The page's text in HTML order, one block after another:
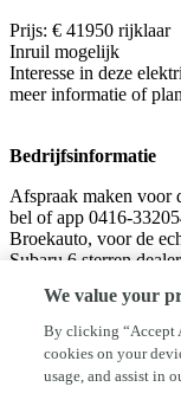
Prijs: € 41950 rijklaar
Inruil mogelijk
Interesse in deze
meer informatie of
Bedrijfsinformatie
Afspraak maken voor
bel of app 0416-
Broekauto, voor de
Subaru 6 sterren
Broekauto AutoFirst
hier ook diverse
aangezien wij in het
Voor Subaru tuning
kijkt u eens op
We value your
By clicking “Accept
cookies on your
usage, and assist in